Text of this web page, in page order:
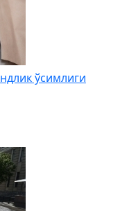
ўсимлиги